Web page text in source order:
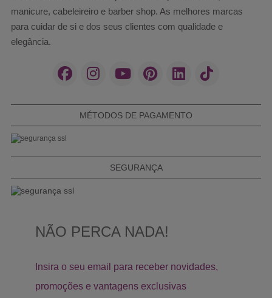
manicure, cabeleireiro e barber shop. As melhores marcas
para cuidar de si e dos seus clientes com qualidade e
elegância.
MÉTODOS DE PAGAMENTO
SEGURANÇA